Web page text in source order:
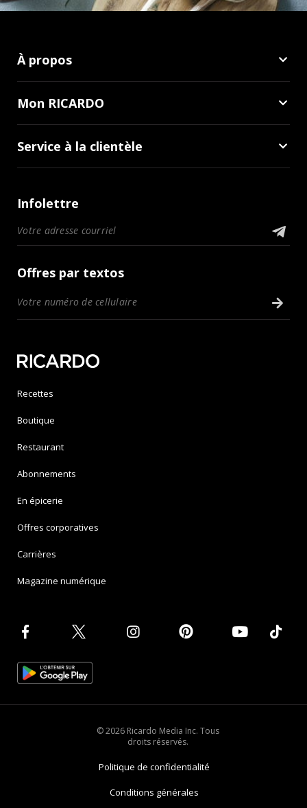
À propos
Mon RICARDO
Service à la clientèle
Infolettre
Offres par textos
Recettes
Boutique
Restaurant
Abonnements
En épicerie
Offres corporatives
Carrières
Magazine numérique
© 2026 Ricardo Media Inc. Tous
droits réservés.
Politique de confidentialité
Conditions générales